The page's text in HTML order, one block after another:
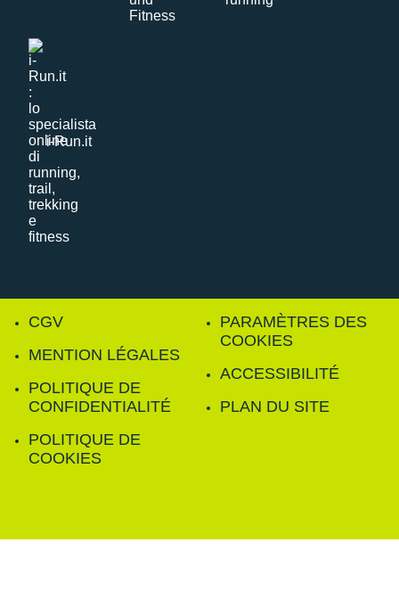
i-Run.it
CGV
MENTION LÉGALES
POLITIQUE DE
CONFIDENTIALITÉ
POLITIQUE DE
COOKIES
PARAMÈTRES DES
COOKIES
ACCESSIBILITÉ
PLAN DU SITE